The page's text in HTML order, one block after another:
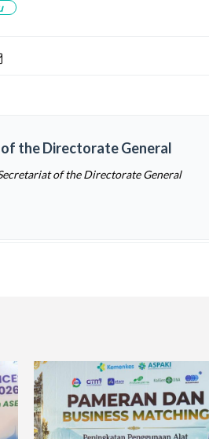
the Directorate General
of the Directorate General